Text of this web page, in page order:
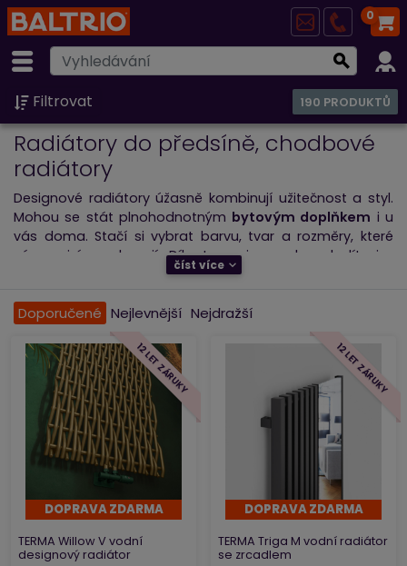
0
Filtrovat 190 PRODUKTŮ
Radiátory do předsíně, chodbové
radiátory
Designové radiátory úžasně kombinují užitečnost a styl.
Mohou se stát plnohodnotným bytovým doplňkem i u
vás doma. Stačí si vybrat barvu, tvar a rozměry, které
vám nejvíce vyhovují. Díky tomu je snadno sladíte i s
Většinachodbových radiátorůje ve vertikálním
provedení. Radiátory na výšku jsou navrženy tak, abyste
je jednoduše zapojili do centrální otopné soustavy, a
zároveň ušetřili prostor v interiéru.
Některéradiátory do předsíně jsou doplněny i o
zrcadlo. Když k tomuto typu přidáte háčky, radiátor se
zrcadlem vám v zimě ohřeje kabáty a větrovky.
Unikátním řešením do chodby je
radiátor na sezení.
o topidlo s dřevěnou lavicí. Je ideální do chaty nebo
srubu. Lavice příjemně zahřeje každého, kdo si na ni
číst více
Doporučené Nejlevnější Nejdražší
DOPRAVA ZDARMA
TERMA Willow V vodní
designový radiátor
12 LET ZÁRUKY
DOPRAVA ZDARMA
TERMA Triga M vodní radiátor
se zrcadlem
12 LET ZÁRUKY